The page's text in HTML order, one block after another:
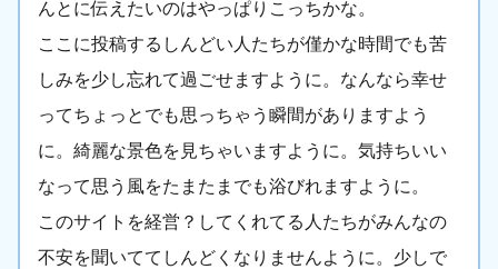
んとに伝えたいのはやっぱりこっちかな。
ここに投稿するしんどい人たちが僅かな時間でも苦
しみを少し忘れて過ごせますように。なんなら幸せ
ってちょっとでも思っちゃう瞬間がありますよう
に。綺麗な景色を見ちゃいますように。気持ちいい
なって思う風をたまたまでも浴びれますように。
このサイトを経営？してくれてる人たちがみんなの
不安を聞いててしんどくなりませんように。少しで